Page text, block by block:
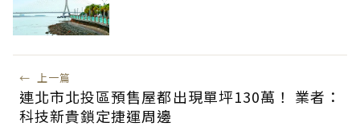
← 上一篇
連北市北投區預售屋都出現單坪130萬！ 業者：
科技新貴鎖定捷運周邊